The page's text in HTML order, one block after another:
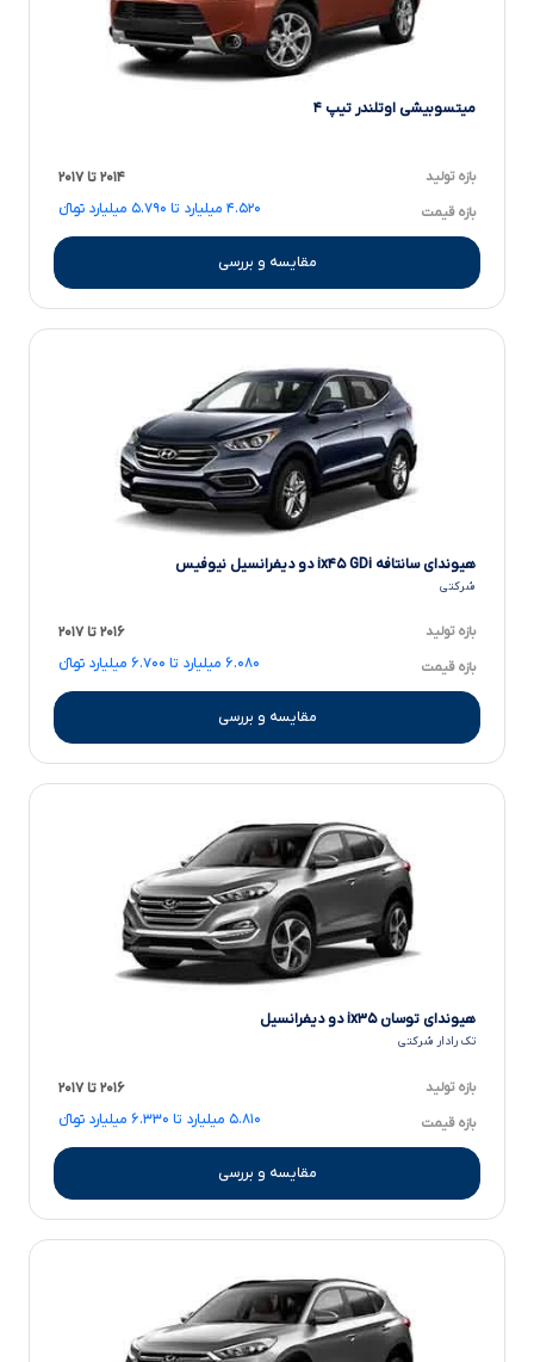
میتسوبیشی اوتلندر تیپ ۴
بازه تولید ۲۰۱۴ تا ۲۰۱۷
بازه قیمت ۴.۵۲۰ میلیارد تا ۵.۷۹۰ میلیارد تومانءءء
مقایسه و بررسی
هیوندای سانتافه ix۴۵ GDi دو دیفرانسیل نیوفیس
شرکتی
بازه تولید ۲۰۱۶ تا ۲۰۱۷
بازه قیمت ۶.۰۸۰ میلیارد تا ۶.۷۰۰ میلیارد تومانءءء
مقایسه و بررسی
هیوندای توسان ix۳۵ دو دیفرانسیل
تک رادار شرکتی
بازه تولید ۲۰۱۶ تا ۲۰۱۷
بازه قیمت ۵.۸۱۰ میلیارد تا ۶.۳۳۰ میلیارد تومانءءء
مقایسه و بررسی